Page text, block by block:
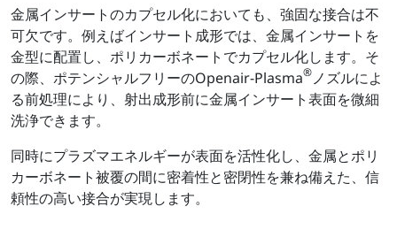
金属インサートのカプセル化においても、強固な接合は不
可欠です。例えばインサート成形では、金属インサートを
金型に配置し、ポリカーボネートでカプセル化します。そ
の際、ポテンシャルフリーのOpenair-Plasma®ノズルによ
る前処理により、射出成形前に金属インサート表面を微細
洗浄できます。
同時にプラズマエネルギーが表面を活性化し、金属とポリ
カーボネート被覆の間に密着性と密閉性を兼ね備えた、信
頼性の高い接合が実現します。